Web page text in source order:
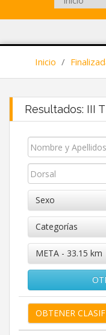
Inicio /
Resultados: III
Sexo
Categorías
META - 33.15 km